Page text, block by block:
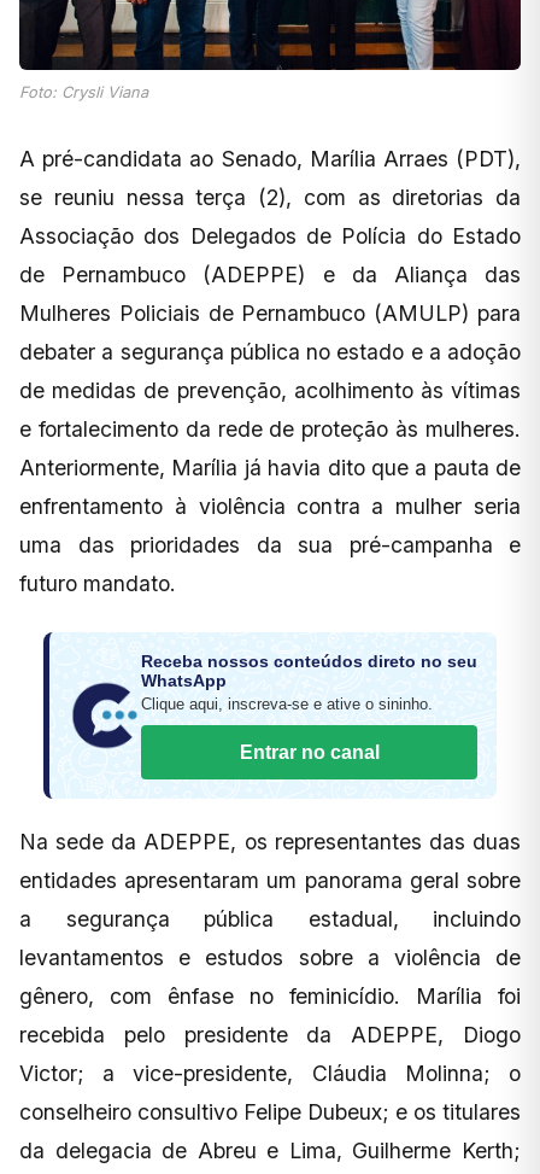
Foto: Crysli Viana
A pré-candidata ao Senado, Marília Arraes (PDT),
se reuniu nessa terça (2), com as diretorias da
Associação dos Delegados de Polícia do Estado
de Pernambuco (ADEPPE) e da Aliança das
Mulheres Policiais de Pernambuco (AMULP) para
debater a segurança pública no estado e a adoção
de medidas de prevenção, acolhimento às vítimas
e fortalecimento da rede de proteção às mulheres.
Anteriormente, Marília já havia dito que a pauta de
enfrentamento à violência contra a mulher seria
uma das prioridades da sua pré-campanha e
futuro mandato.
Receba nossos conteúdos direto no seu
WhatsApp
Clique aqui, inscreva-se e ative o sininho.
Entrar no canal
Na sede da ADEPPE, os representantes das duas
entidades apresentaram um panorama geral sobre
a segurança pública estadual, incluindo
levantamentos e estudos sobre a violência de
gênero, com ênfase no feminicídio. Marília foi
recebida pelo presidente da ADEPPE, Diogo
Victor; a vice-presidente, Cláudia Molinna; o
conselheiro consultivo Felipe Dubeux; e os titulares
da delegacia de Abreu e Lima, Guilherme Kerth;